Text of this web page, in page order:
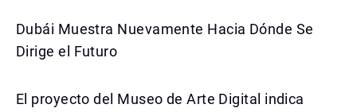
Dubái Muestra Nuevamente Hacia Dónde Se
Dirige el Futuro
El proyecto del Museo de Arte Digital indica